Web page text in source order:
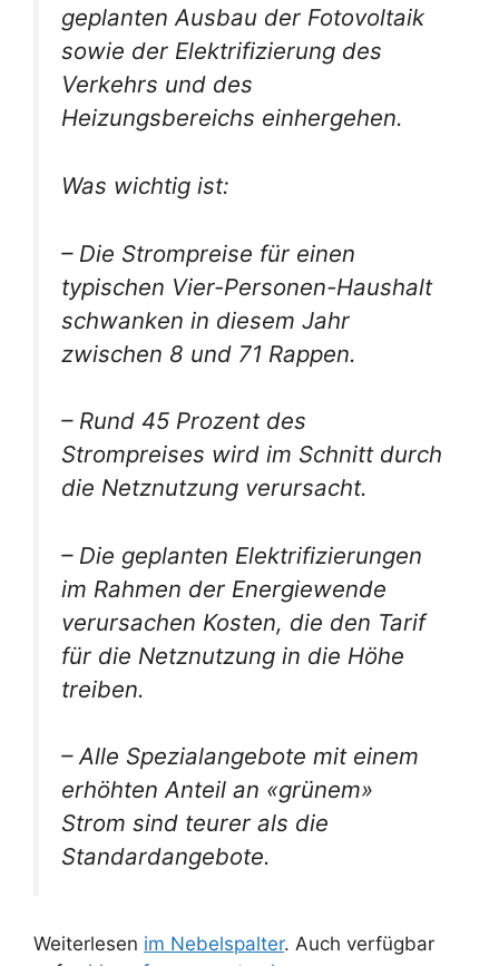
geplanten Ausbau der Fotovoltaik
sowie der Elektrifizierung des
Verkehrs und des
Heizungsbereichs einhergehen.
Was wichtig ist:
– Die Strompreise für einen
typischen Vier-Personen-Haushalt
schwanken in diesem Jahr
zwischen 8 und 71 Rappen.
– Rund 45 Prozent des
Strompreises wird im Schnitt durch
die Netznutzung verursacht.
– Die geplanten Elektrifizierungen
im Rahmen der Energiewende
verursachen Kosten, die den Tarif
für die Netznutzung in die Höhe
treiben.
– Alle Spezialangebote mit einem
erhöhten Anteil an «grünem»
Strom sind teurer als die
Standardangebote.
Weiterlesen im Nebelspalter. Auch verfügbar